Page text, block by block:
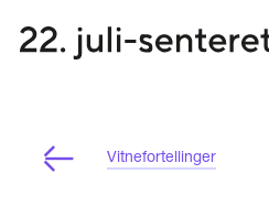
Vitnefortellinger